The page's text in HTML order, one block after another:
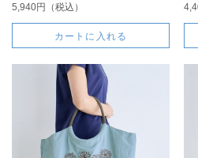
5,940円（税込）
カートに入れる